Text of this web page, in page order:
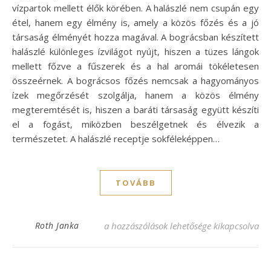
vízpartok mellett élők körében. A halászlé nem csupán egy
étel, hanem egy élmény is, amely a közös főzés és a jó
társaság élményét hozza magával. A bográcsban készített
halászlé különleges ízvilágot nyújt, hiszen a tüzes lángok
mellett főzve a fűszerek és a hal aromái tökéletesen
összeérnek. A bográcsos főzés nemcsak a hagyományos
ízek megőrzését szolgálja, hanem a közös élmény
megteremtését is, hiszen a baráti társaság együtt készíti
el a fogást, miközben beszélgetnek és élvezik a
természetet. A halászlé receptje sokféleképpen…
TOVÁBB
Roth Janka Ínycsiklandó halászlé bográcsban recept
a hozzászólások lehetősége kikapcsolva